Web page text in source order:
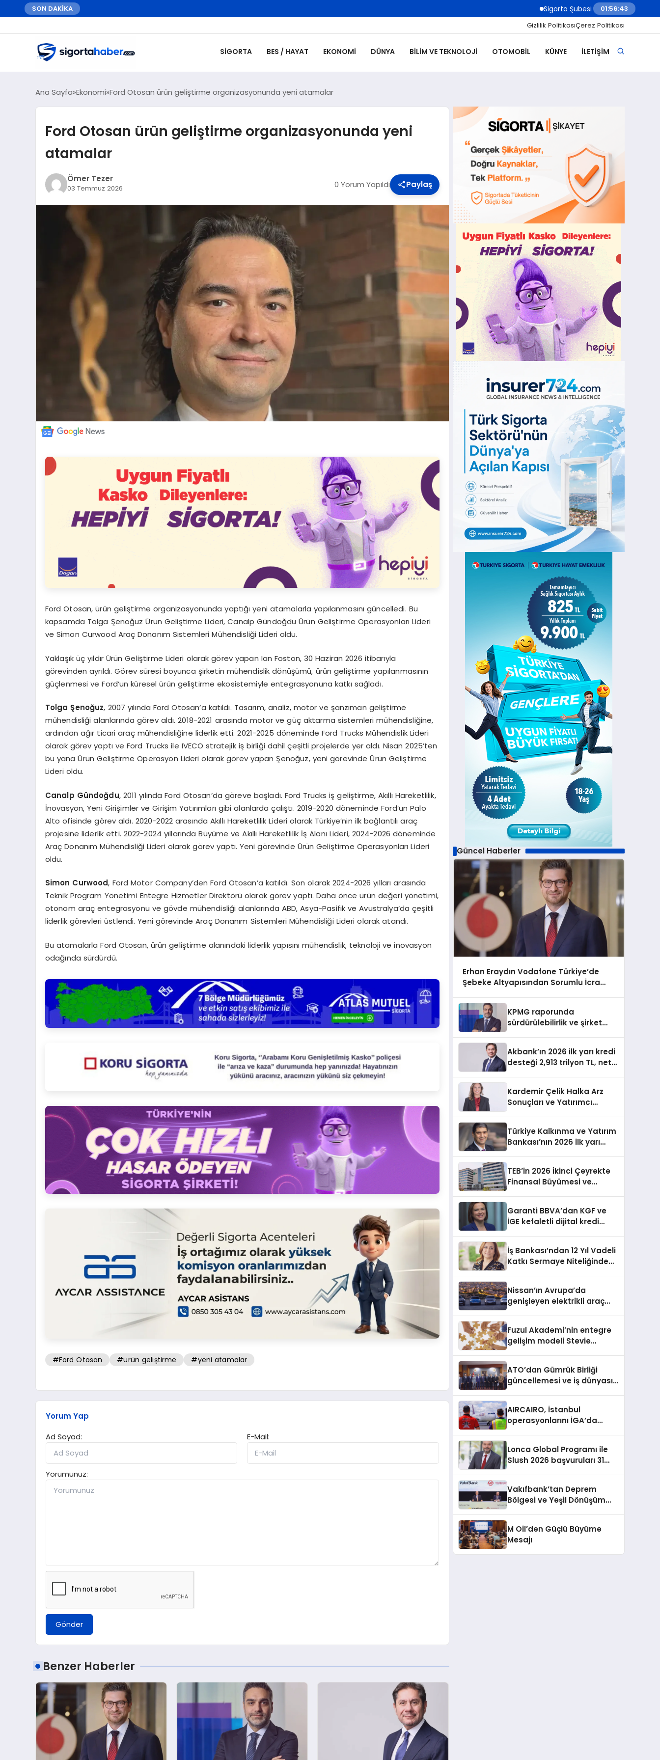
SON DAKİKA Sigorta Şubesi Nasıl Açılır? Sigorta World
01:56:45
Gizlilik PolitikasıÇerez Politikası
SIGORTA BES / HAYAT EKONOMI DÜNYA BILIM VE TEKNOLOJI OTOMOBIL KÜNYE İLETIŞIM
Ana Sayfa Ekonomi Ford Otosan ürün geliştirme organizasyonunda yeni atamalar
Ford Otosan ürün geliştirme organizasyonunda yeni
atamalar
Ömer Tezer
03 Temmuz 2026 0 Yorum Yapıldı Paylaş
Ford Otosan, ürün geliştirme organizasyonunda yaptığı yeni atamalarla yapılanmasını güncelledi. Bu
kapsamda Tolga Şenoğuz Ürün Geliştirme Lideri, Canalp Gündoğdu Ürün Geliştirme Operasyonları Lideri
ve Simon Curwood Araç Donanım Sistemleri Mühendisliği Lideri oldu.
Yaklaşık üç yıldır Ürün Geliştirme Lideri olarak görev yapan Ian Foston, 30 Haziran 2026 itibarıyla
görevinden ayrıldı. Görev süresi boyunca şirketin mühendislik dönüşümü, ürün geliştirme yapılanmasının
güçlenmesi ve Ford’un küresel ürün geliştirme ekosistemiyle entegrasyonuna katkı sağladı.
Tolga Şenoğuz, 2007 yılında Ford Otosan’a katıldı. Tasarım, analiz, motor ve şanzıman geliştirme
mühendisliği alanlarında görev aldı. 2018-2021 arasında motor ve güç aktarma sistemleri mühendisliğine,
ardından ağır ticari araç mühendisliğine liderlik etti. 2021-2025 döneminde Ford Trucks Mühendislik Lideri
olarak görev yaptı ve Ford Trucks ile IVECO stratejik iş birliği dahil çeşitli projelerde yer aldı. Nisan 2025’ten
bu yana Ürün Geliştirme Operasyon Lideri olarak görev yapan Şenoğuz, yeni görevinde Ürün Geliştirme
Lideri oldu.
Canalp Gündoğdu, 2011 yılında Ford Otosan’da göreve başladı. Ford Trucks iş geliştirme, Akıllı Hareketlilik,
İnovasyon, Yeni Girişimler ve Girişim Yatırımları gibi alanlarda çalıştı. 2019-2020 döneminde Ford’un Palo
Alto ofisinde görev aldı. 2020-2022 arasında Akıllı Hareketlilik Lideri olarak Türkiye’nin ilk bağlantılı araç
projesine liderlik etti. 2022-2024 yıllarında Büyüme ve Akıllı Hareketlilik İş Alanı Lideri, 2024-2026 döneminde
Araç Donanım Mühendisliği Lideri olarak görev yaptı. Yeni görevinde Ürün Geliştirme Operasyonları Lideri
oldu.
Simon Curwood, Ford Motor Company’den Ford Otosan’a katıldı. Son olarak 2024-2026 yılları arasında
Teknik Program Yönetimi Entegre Hizmetler Direktörü olarak görev yaptı. Daha önce ürün değeri yönetimi,
otonom araç entegrasyonu ve gövde mühendisliği alanlarında ABD, Asya-Pasifik ve Avustralya’da çeşitli
liderlik görevleri üstlendi. Yeni görevinde Araç Donanım Sistemleri Mühendisliği Lideri olarak atandı.
Bu atamalarla Ford Otosan, ürün geliştirme alanındaki liderlik yapısını mühendislik, teknoloji ve inovasyon
odağında sürdürdü.
#Ford Otosan #ürün geliştirme #yeni atamalar
Yorum Yap
Ad Soyad:
E-Mail:
Yorumunuz:
Gönder
Benzer Haberler
Güncel Haberler
Erhan Eraydın Vodafone Türkiye’de
Şebeke Altyapısından Sorumlu İcra
KPMG raporunda
sürdürülebilirlik ve şirket
Akbank’ın 2026 ilk yarı kredi
desteği 2,913 trilyon TL, net
Kardemir Çelik Halka Arz
Sonuçları ve Yatırımcı
Türkiye Kalkınma ve Yatırım
Bankası’nın 2026 ilk yarı
TEB’in 2026 İkinci Çeyrekte
Finansal Büyümesi ve
Garanti BBVA’dan KGF ve
İGE kefaletli dijital kredi
İş Bankası’ndan 12 Yıl Vadeli
Katkı Sermaye Niteliğinde
Nissan’ın Avrupa’da
genişleyen elektrikli araç
Fuzul Akademi’nin entegre
gelişim modeli Stevie
ATO’dan Gümrük Birliği
güncellemesi ve iş dünyası
AIRCAIRO, İstanbul
operasyonlarını İGA’da
Lonca Global Programı ile
Slush 2026 başvuruları 31
Vakıfbank’tan Deprem
Bölgesi ve Yeşil Dönüşüm
M Oil’den Güçlü Büyüme
Mesajı